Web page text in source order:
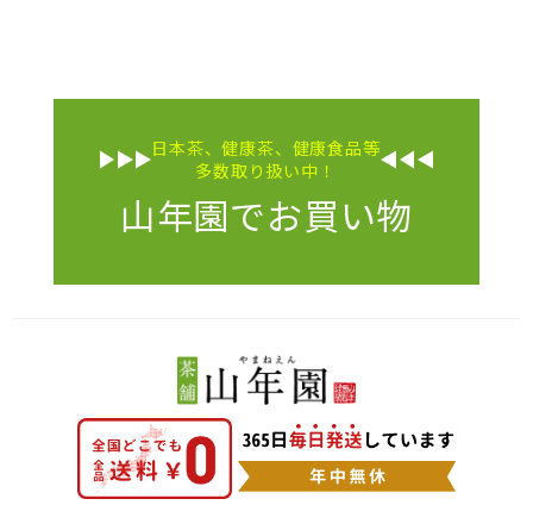
日本茶、健康茶、健康食品等
多数取り扱い中！
山年園でお買い物